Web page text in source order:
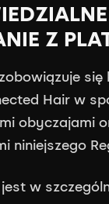
Z
Hair w
obyczajami
niniejszego
w